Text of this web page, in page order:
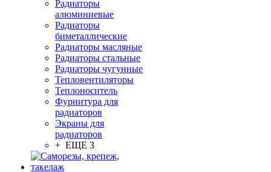
Радиаторы
алюминиевые
Радиаторы
биметаллические
Радиаторы масляные
Радиаторы стальные
Радиаторы чугунные
Тепловентиляторы
Теплоноситель
Фурнитура для
радиаторов
Экраны для
радиаторов
+ ЕЩЕ 3